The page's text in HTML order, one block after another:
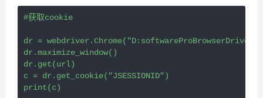
#获取cookie
dr =
dr.maximize_window()
dr.get(url)
c = dr.get_cookie("JSESSIONID")
print(c)